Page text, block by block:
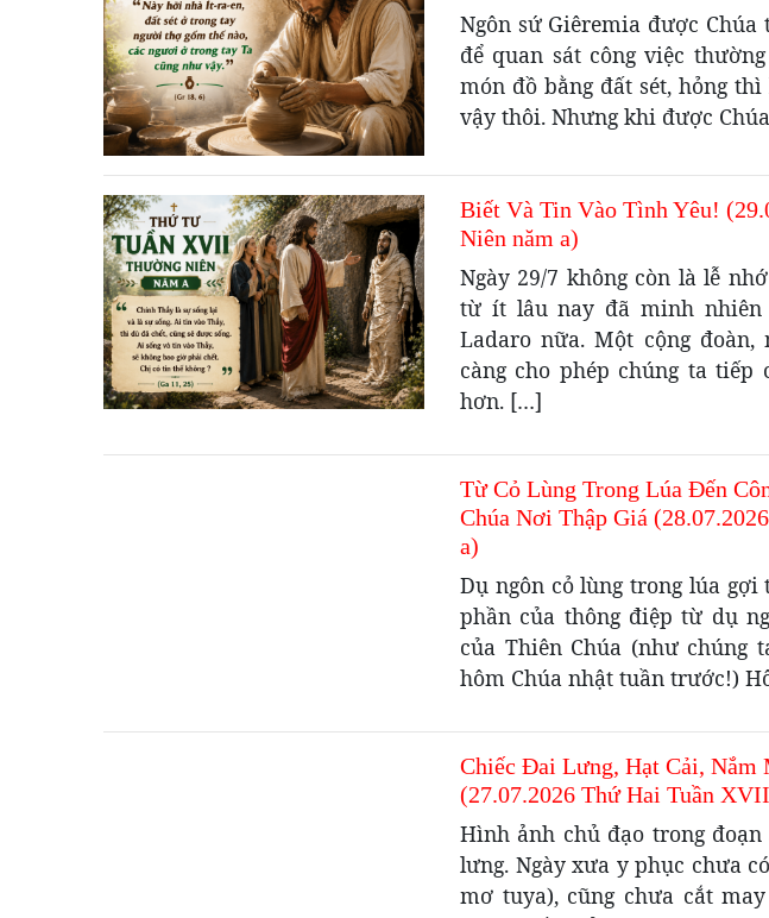
Ngôn sứ Giêremia được
để quan sát công việc
món đồ bằng đất sét, hỏng
vậy thôi. Nhưng khi được
Biết Và Tin Vào Tình Yêu!
Niên năm a)
Ngày 29/7 không còn là lễ
từ ít lâu nay đã minh nhiên
Ladaro nữa. Một cộng
càng cho phép chúng ta
hơn. […]
Từ Cỏ Lùng Trong Lúa Đến
Chúa Nơi Thập Giá
a)
Dụ ngôn cỏ lùng trong lúa
phần của thông điệp từ dụ
của Thiên Chúa (như chúng
hôm Chúa nhật tuần trước!)
Chiếc Đai Lưng, Hạt Cải, Nắm
(27.07.2026 Thứ Hai Tuần
Hình ảnh chủ đạo trong
lưng. Ngày xưa y phục chưa
mơ tuya), cũng chưa cắt